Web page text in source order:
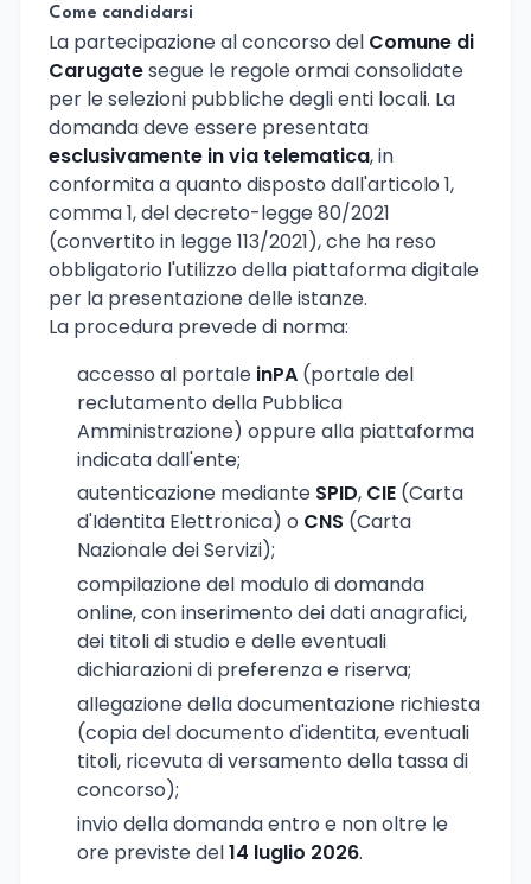
Come candidarsi
La partecipazione al concorso del Comune di
Carugatesegue le regole ormai consolidate
per le selezioni pubbliche degli enti locali. La
domanda deve essere presentata
esclusivamente in via telematica, in
conformita a quanto disposto dall'articolo 1,
comma 1, del decreto-legge 80/2021
(convertito in legge 113/2021), che ha reso
obbligatorio l'utilizzo della piattaforma digitale
per la presentazione delle istanze.
La procedura prevede di norma:
accesso al portale inPA (portale del
reclutamento della Pubblica
Amministrazione) oppure alla piattaforma
indicata dall'ente;
autenticazione mediante SPID, CIE (Carta
d'Identita Elettronica) o CNS (Carta
Nazionale dei Servizi);
compilazione del modulo di domanda
online, con inserimento dei dati anagrafici,
dei titoli di studio e delle eventuali
dichiarazioni di preferenza e riserva;
allegazione della documentazione richiesta
(copia del documento d'identita, eventuali
titoli, ricevuta di versamento della tassa di
concorso);
invio della domanda entro e non oltre le
ore previste del14 luglio 2026.